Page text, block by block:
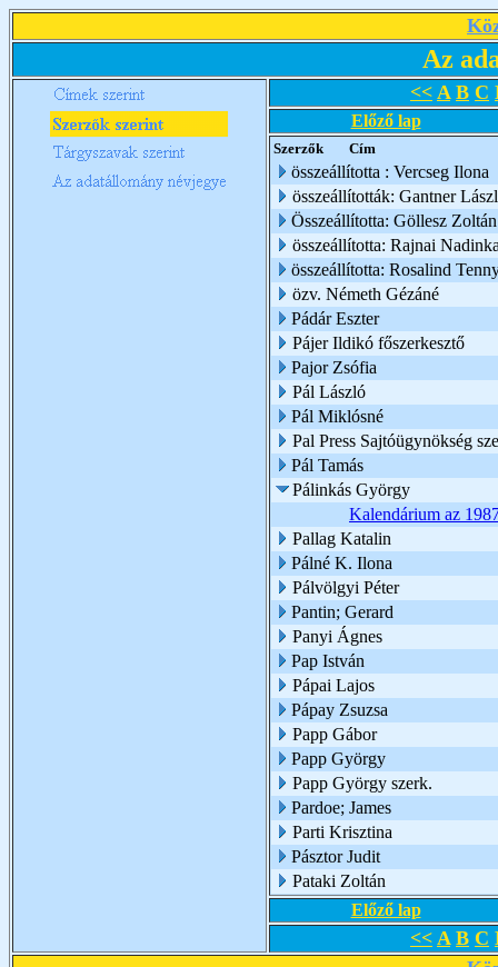
Az
<< A B C
Előző lap
Szerzők Cím
összeállította : Vercseg Ilona
összeállították: Gantner
Összeállította: Göllesz Zoltán
összeállította: Rajnai
összeállította: Rosalind
özv. Németh Gézáné
Pádár Eszter
Pájer Ildikó főszerkesztő
Pajor Zsófia
Pál László
Pál Miklósné
Pal Press Sajtóügynökség
Pál Tamás
Pálinkás György
Kalendárium az
Pallag Katalin
Pálné K. Ilona
Pálvölgyi Péter
Pantin; Gerard
Panyi Ágnes
Pap István
Pápai Lajos
Pápay Zsuzsa
Papp Gábor
Papp György
Papp György szerk.
Pardoe; James
Parti Krisztina
Pásztor Judit
Pataki Zoltán
Előző lap
<< A B C